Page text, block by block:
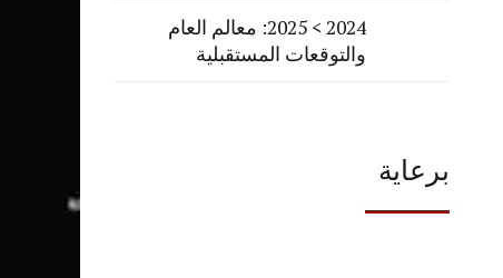
2024 > 2025: معالم العام
والتوقعات المستقبلية
برعاية